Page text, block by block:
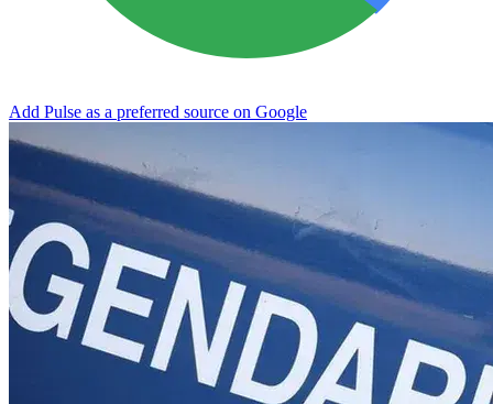
Add Pulse as a preferred source on Google